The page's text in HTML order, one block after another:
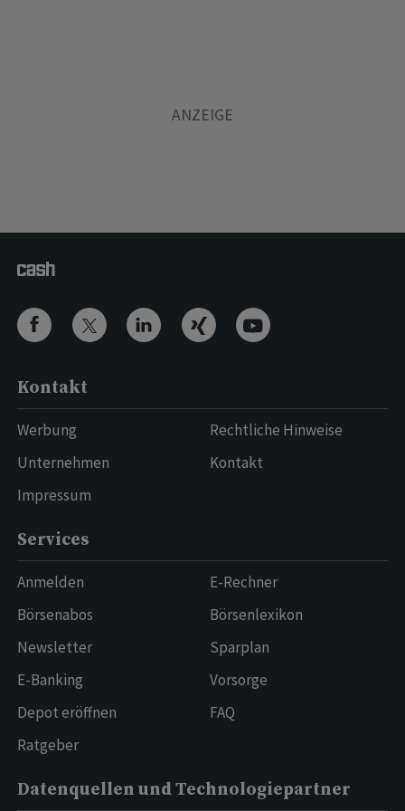
Kontakt
Werbung
Unternehmen
Impressum
Rechtliche Hinweise
Kontakt
Services
Anmelden
Börsenabos
Newsletter
E-Banking
Depot eröffnen
Ratgeber
E-Rechner
Börsenlexikon
Sparplan
Vorsorge
FAQ
Datenquellen und Technologiepartner